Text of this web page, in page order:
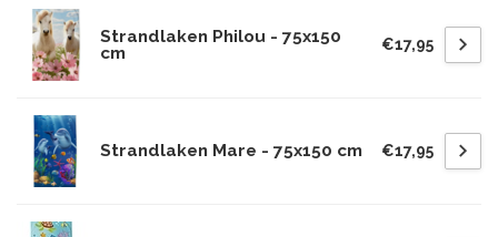
Strandlaken Philou - 75x150
cm
€17,95
Strandlaken Mare - 75x150 cm €17,95